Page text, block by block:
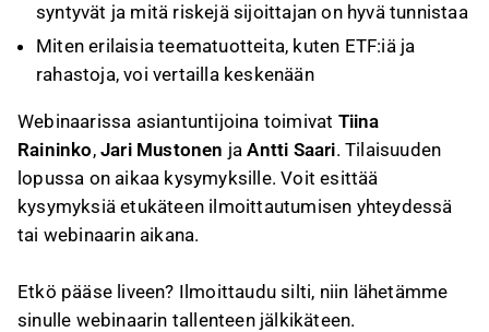
syntyvät ja mitä riskejä sijoittajan on hyvä tunnistaa
Miten erilaisia teematuotteita, kuten ETF:iä ja
rahastoja, voi vertailla keskenään
Webinaarissa asiantuntijoina toimivat Tiina
Raininko,Jari Mustonen jaAntti Saari. Tilaisuuden
lopussa on aikaa kysymyksille. Voit esittää
kysymyksiä etukäteen ilmoittautumisen yhteydessä
tai webinaarin aikana.
Etkö pääse liveen? Ilmoittaudu silti, niin lähetämme
sinulle webinaarin tallenteen jälkikäteen.